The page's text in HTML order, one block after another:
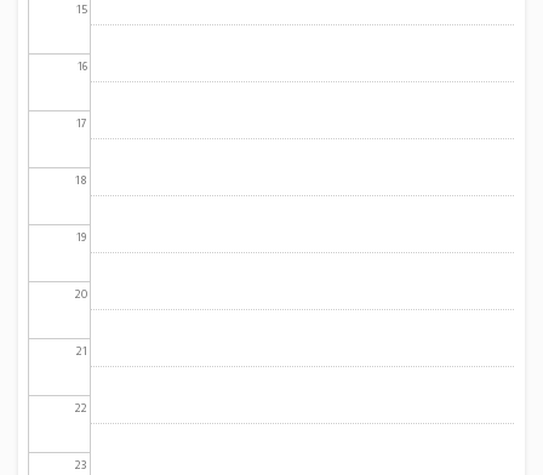
15
16
17
18
19
20
21
22
23